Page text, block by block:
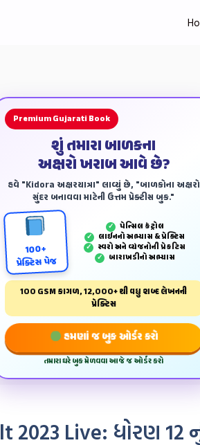
Premium Gujarati Book
શું તમારા બાળકના
અક્ષરો ખરાબ આવે છે?
હવે "Kidora અક્ષરયાત્રા" લાવ્યું છે, "બાળકોના અક્ષરો
સુંદર બનાવવા માટેની ઉત્તમ પ્રેક્ટીસ બુક."
100+
પ્રેક્ટિસ પેજ
✓ પેન્‍સિલ કંટ્રોલ
✓ લાઈનનો અભ્યાસ & પ્રેક્ટિસ
✓ સ્વરો અને વ્યંજનોની પ્રેકટિસ
✓ બારાખડીનો અભ્યાસ
100 GSM કાગળ, 12,000+ થી વધુ શબ્દ લેખનની
પ્રેક્ટિસ
હમણાં જ બુક ઓર્ડર કરો
તમારા ઘરે બુક મેળવવા આજે જ ઓર્ડર કરો
2023 Live: ધોરણ 12